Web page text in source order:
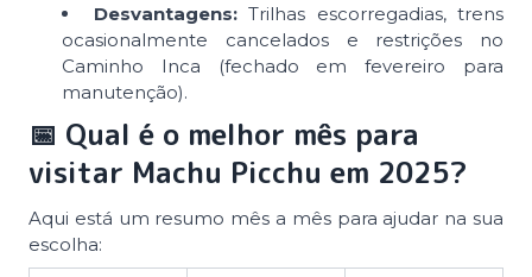
Desvantagens:Trilhas escorregadias, trens
ocasionalmente cancelados e restrições no
Caminho Inca (fechado em fevereiro para
manutenção).
📅 Qual é o melhor mês para
visitar Machu Picchu em 2025?
Aqui está um resumo mês a mês para ajudar na sua
escolha: